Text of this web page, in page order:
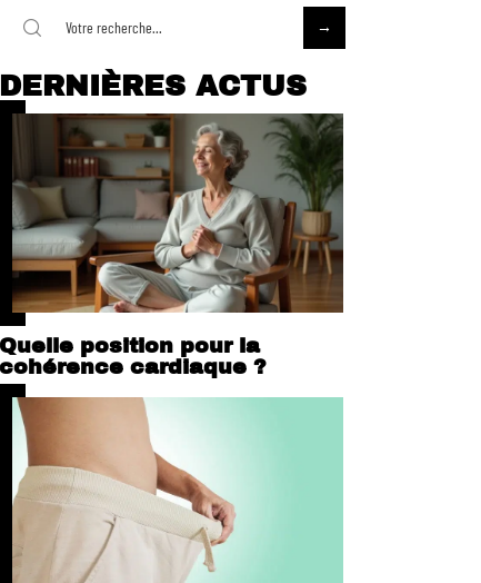
DERNIÈRES ACTUS
Quelle position pour la
cohérence cardiaque ?